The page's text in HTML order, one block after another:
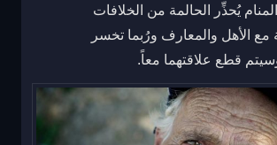
يُحذِّر الحالمة من الخلافات
مع الأهل والمعارف ورُبما تخسر
قطع علاقتهما معاً.